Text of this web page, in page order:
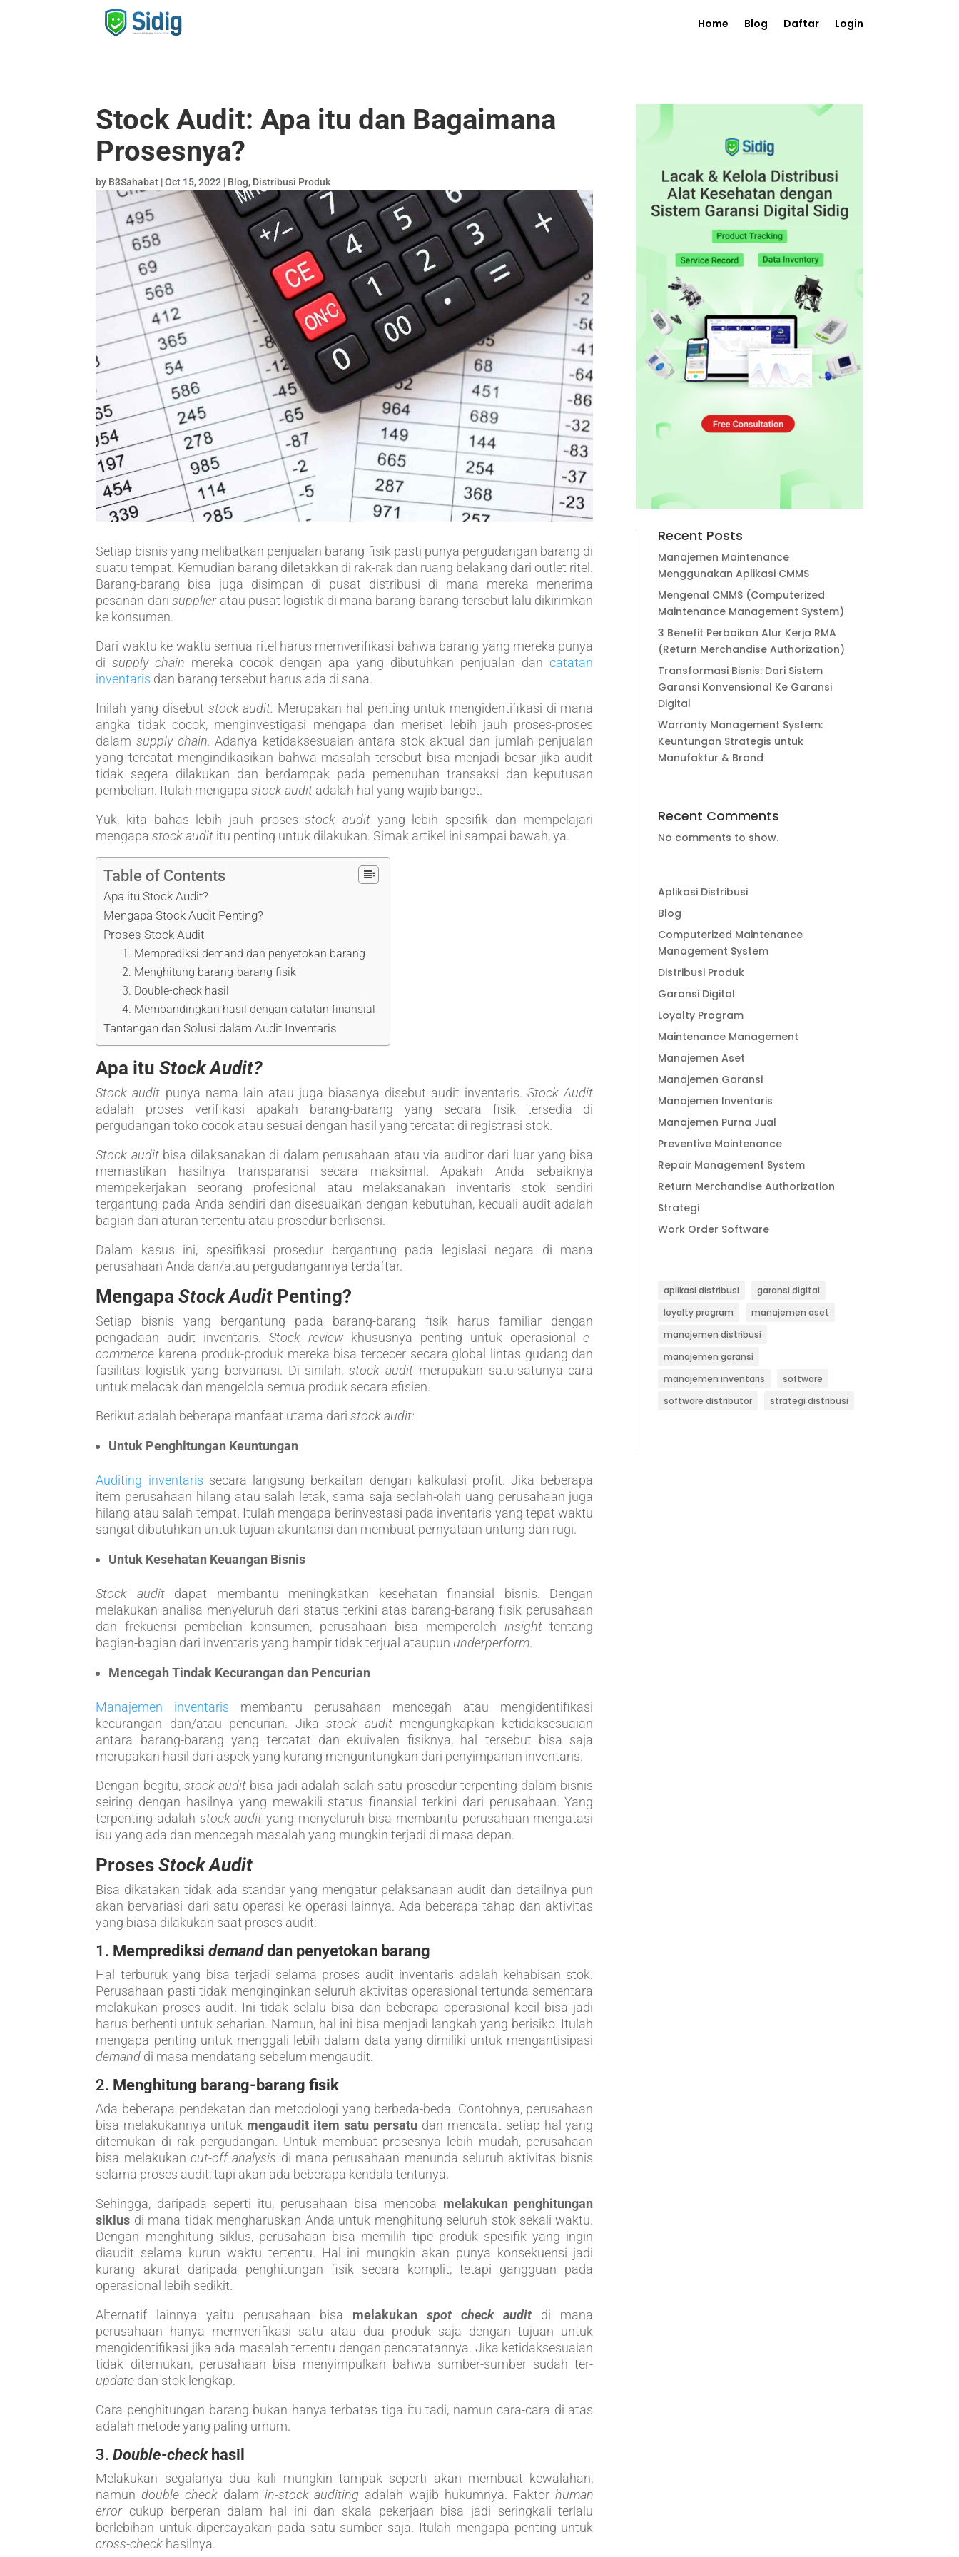
Home Blog Daftar Login
Stock Audit: Apa itu dan Bagaimana
Prosesnya?
by B3Sahabat |Oct 15, 2022 | Blog, Distribusi Produk
Setiap bisnis yang melibatkan penjualan barang fisik pasti punya pergudangan barang di
suatu tempat. Kemudian barang diletakkan di rak-rak dan ruang belakang dari outlet ritel.
Barang-barang bisa juga disimpan di pusat distribusi di mana mereka menerima
pesanan darisupplier atau pusat logistik di mana barang-barang tersebut lalu dikirimkan
ke konsumen.
Dari waktu ke waktu semua ritel harus memverifikasi bahwa barang yang mereka punya
disupply chain mereka cocok dengan apa yang dibutuhkan penjualan dancatatan
inventaris dan barang tersebut harus ada di sana.
Inilah yang disebut stock audit. Merupakan hal penting untuk mengidentifikasi di mana
angka tidak cocok, menginvestigasi mengapa dan meriset lebih jauh proses-proses
dalamsupply chain. Adanya ketidaksesuaian antara stok aktual dan jumlah penjualan
yang tercatat mengindikasikan bahwa masalah tersebut bisa menjadi besar jika audit
tidak segera dilakukan dan berdampak pada pemenuhan transaksi dan keputusan
pembelian. Itulah mengapastock audit adalah hal yang wajib banget.
Yuk, kita bahas lebih jauh prosesstock audit yang lebih spesifik dan mempelajari
mengapastock audit itu penting untuk dilakukan. Simak artikel ini sampai bawah, ya.
Table of Contents
Apa itu Stock Audit?
Mengapa Stock Audit Penting?
Proses Stock Audit
1. Memprediksi demand dan penyetokan barang
2. Menghitung barang-barang fisik
3. Double-check hasil
4. Membandingkan hasil dengan catatan finansial
Tantangan dan Solusi dalam Audit Inventaris
Apa ituStock Audit?
Stock audit punya nama lain atau juga biasanya disebut audit inventaris.Stock Audit
adalah proses verifikasi apakah barang-barang yang secara fisik tersedia di
pergudangan toko cocok atau sesuai dengan hasil yang tercatat di registrasi stok.
Stock auditbisa dilaksanakan di dalam perusahaan atau via auditor dari luar yang bisa
memastikan hasilnya transparansi secara maksimal. Apakah Anda sebaiknya
mempekerjakan seorang profesional atau melaksanakan inventaris stok sendiri
tergantung pada Anda sendiri dan disesuaikan dengan kebutuhan, kecuali audit adalah
bagian dari aturan tertentu atau prosedur berlisensi.
Dalam kasus ini, spesifikasi prosedur bergantung pada legislasi negara di mana
perusahaan Anda dan/atau pergudangannya terdaftar.
MengapaStock Audit Penting?
Setiap bisnis yang bergantung pada barang-barang fisik harus familiar dengan
pengadaan audit inventaris.Stock review khususnya penting untuk operasionale-
commerce karena produk-produk mereka bisa tercecer secara global lintas gudang dan
fasilitas logistik yang bervariasi. Di sinilah,stock audit merupakan satu-satunya cara
untuk melacak dan mengelola semua produk secara efisien.
Berikut adalah beberapa manfaat utama daristock audit:
Untuk Penghitungan Keuntungan
Auditing inventaris secara langsung berkaitan dengan kalkulasi profit. Jika beberapa
item perusahaan hilang atau salah letak, sama saja seolah-olah uang perusahaan juga
hilang atau salah tempat. Itulah mengapa berinvestasi pada inventaris yang tepat waktu
sangat dibutuhkan untuk tujuan akuntansi dan membuat pernyataan untung dan rugi.
Untuk Kesehatan Keuangan Bisnis
Stock auditdapat membantu meningkatkan kesehatan finansial bisnis. Dengan
melakukan analisa menyeluruh dari status terkini atas barang-barang fisik perusahaan
dan frekuensi pembelian konsumen, perusahaan bisa memperoleh insighttentang
bagian-bagian dari inventaris yang hampir tidak terjual ataupun underperform.
Mencegah Tindak Kecurangan dan Pencurian
Manajemen inventaris membantu perusahaan mencegah atau mengidentifikasi
kecurangan dan/atau pencurian. Jikastock auditmengungkapkan ketidaksesuaian
antara barang-barang yang tercatat dan ekuivalen fisiknya, hal tersebut bisa saja
merupakan hasil dari aspek yang kurang menguntungkan dari penyimpanan inventaris.
Dengan begitu, stock audit bisa jadi adalah salah satu prosedur terpenting dalam bisnis
seiring dengan hasilnya yang mewakili status finansial terkini dari perusahaan. Yang
terpenting adalah stock audit yang menyeluruh bisa membantu perusahaan mengatasi
isu yang ada dan mencegah masalah yang mungkin terjadi di masa depan.
ProsesStock Audit
Bisa dikatakan tidak ada standar yang mengatur pelaksanaan audit dan detailnya pun
akan bervariasi dari satu operasi ke operasi lainnya. Ada beberapa tahap dan aktivitas
yang biasa dilakukan saat proses audit:
1. Memprediksidemanddan penyetokan barang
Hal terburuk yang bisa terjadi selama proses audit inventaris adalah kehabisan stok.
Perusahaan pasti tidak menginginkan seluruh aktivitas operasional tertunda sementara
melakukan proses audit. Ini tidak selalu bisa dan beberapa operasional kecil bisa jadi
harus berhenti untuk seharian. Namun, hal ini bisa menjadi langkah yang berisiko. Itulah
mengapa penting untuk menggali lebih dalam data yang dimiliki untuk mengantisipasi
demand di masa mendatang sebelum mengaudit.
2. Menghitung barang-barang fisik
Ada beberapa pendekatan dan metodologi yang berbeda-beda. Contohnya, perusahaan
bisa melakukannya untuk mengaudit item satu persatu dan mencatat setiap hal yang
ditemukan di rak pergudangan. Untuk membuat prosesnya lebih mudah, perusahaan
bisa melakukancut-off analysis di mana perusahaan menunda seluruh aktivitas bisnis
selama proses audit, tapi akan ada beberapa kendala tentunya.
Sehingga, daripada seperti itu, perusahaan bisa mencoba melakukan penghitungan
siklus di mana tidak mengharuskan Anda untuk menghitung seluruh stok sekali waktu.
Dengan menghitung siklus, perusahaan bisa memilih tipe produk spesifik yang ingin
diaudit selama kurun waktu tertentu. Hal ini mungkin akan punya konsekuensi jadi
kurang akurat daripada penghitungan fisik secara komplit, tetapi gangguan pada
operasional lebih sedikit.
Alternatif lainnya yaitu perusahaan bisa melakukanspot check audit di mana
perusahaan hanya memverifikasi satu atau dua produk saja dengan tujuan untuk
mengidentifikasi jika ada masalah tertentu dengan pencatatannya. Jika ketidaksesuaian
tidak ditemukan, perusahaan bisa menyimpulkan bahwa sumber-sumber sudah ter-
update dan stok lengkap.
Cara penghitungan barang bukan hanya terbatas tiga itu tadi, namun cara-cara di atas
adalah metode yang paling umum.
3.Double-checkhasil
Melakukan segalanya dua kali mungkin tampak seperti akan membuat kewalahan,
namundouble check dalam in-stock auditing adalah wajib hukumnya. Faktor human
errorcukup berperan dalam hal ini dan skala pekerjaan bisa jadi seringkali terlalu
berlebihan untuk dipercayakan pada satu sumber saja. Itulah mengapa penting untuk
cross-check hasilnya.
Recent Posts
Manajemen Maintenance
Menggunakan Aplikasi CMMS
Mengenal CMMS (Computerized
Maintenance Management System)
3 Benefit Perbaikan Alur Kerja RMA
(Return Merchandise Authorization)
Transformasi Bisnis: Dari Sistem
Garansi Konvensional Ke Garansi
Digital
Warranty Management System:
Keuntungan Strategis untuk
Manufaktur & Brand
Recent Comments
No comments to show.
Aplikasi Distribusi
Blog
Computerized Maintenance
Management System
Distribusi Produk
Garansi Digital
Loyalty Program
Maintenance Management
Manajemen Aset
Manajemen Garansi
Manajemen Inventaris
Manajemen Purna Jual
Preventive Maintenance
Repair Management System
Return Merchandise Authorization
Strategi
Work Order Software
aplikasi distribusi
garansi digital
loyalty program
manajemen aset
manajemen distribusi
manajemen garansi
manajemen inventaris
software
software distributor
strategi distribusi